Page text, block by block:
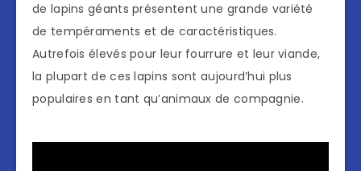
de lapins géants présentent une grande variété
de tempéraments et de caractéristiques.
Autrefois élevés pour leur fourrure et leur viande,
la plupart de ces lapins sont aujourd’hui plus
populaires en tant qu’animaux de compagnie.